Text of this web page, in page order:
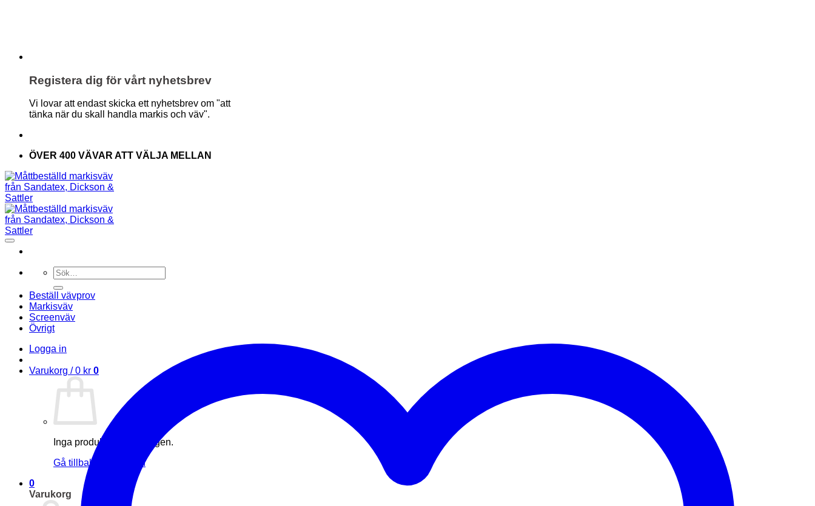
Registera dig för vårt nyhetsbrev
Vi lovar att endast skicka ett nyhetsbrev om "att
tänka när du skall handla markis och väv".
ÖVER 400 VÄVAR ATT VÄLJA MELLAN
Sök
efter:
Beställ vävprov
Markisväv
Screenväv
Övrigt
Logga in
Varukorg /0 kr 0
Inga produkter i varukorgen.
Gå tillbaka till butiken
0
Varukorg